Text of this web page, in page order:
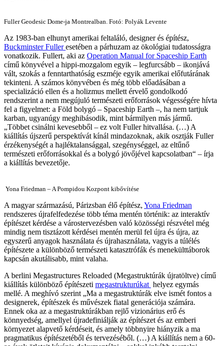
Fuller Geodesic Dome-ja Montrealban. Fotó: Polyák Levente
Az 1983-ban elhunyt amerikai feltaláló, designer és építész,
Buckminster Fulleresetében a párhuzam az ökológiai tudatosságra
vonatkozik. Fullert, aki az Operation Manual for Spaceship Earth
című könyvével a hippi-mozgalom egyik – legfurcsább – ikonjává
vált, szokás a fenntarthatóság eszméje egyik amerikai előfutárának
tekinteni. A számos könyvében és még több előadásában a
specializáció ellen és a holizmus mellett érvelő gondolkodó
rendszerint a nem megújuló természeti erőforrások végességére hívta
fel a figyelmet: a Föld bolygó – Spaceship Earth –, ha nem tartjuk
karban, ugyanúgy meghibásodik, mint bármilyen más jármű.
„Többet csinálni kevesebből – ez volt Fuller hitvallása. (…) A
kiállítás újszerű perspektívát kínál mindazoknak, akik osztják Fuller
érzékenységét a hajléktalansággal, szegénységgel, az eltűnő
természeti erőforrásokkal és a bolygó jövőjével kapcsolatban“ – írja
a kiállítás bevezetője.
Yona Friedman – A Pompidou Kozpont kibővítése
A magyar származású, Párizsban élő építész, Yona Friedman
rendszeres újrafelfedezése több téma mentén történik: az interaktív
építészet kérdése a várostervezésben való közösségi részvétel még
mindig nem tisztázott kérdései mentén merül fel újra és újra, az
egyszerű anyagok használata és újrahasználata, vagyis a túlélés
építészete a különböző természeti katasztrófák és menekülttáborok
kapcsán akutálisabb, mint valaha.
A berlini Megastructures Reloaded (Megastruktúrák újratöltve) című
kiállítás különböző építészeti megastrukturúkat helyez egymás
mellé. A meghívó szerint „Ma a megastruktúrák elve ismét fontos a
designerek, építészek és művészek fiatal generációja számára.
Ennek oka az a megastruktúrákban rejlő vizionárius erő és
könnyedség, amellyel újradefiniálják az építészet és az emberi
környezet alapvető kérdéseit, és amely többnyire hiányzik a ma
pragmatikus építészetéből és tervezéséből. (…) A kiállítás nem a 60-